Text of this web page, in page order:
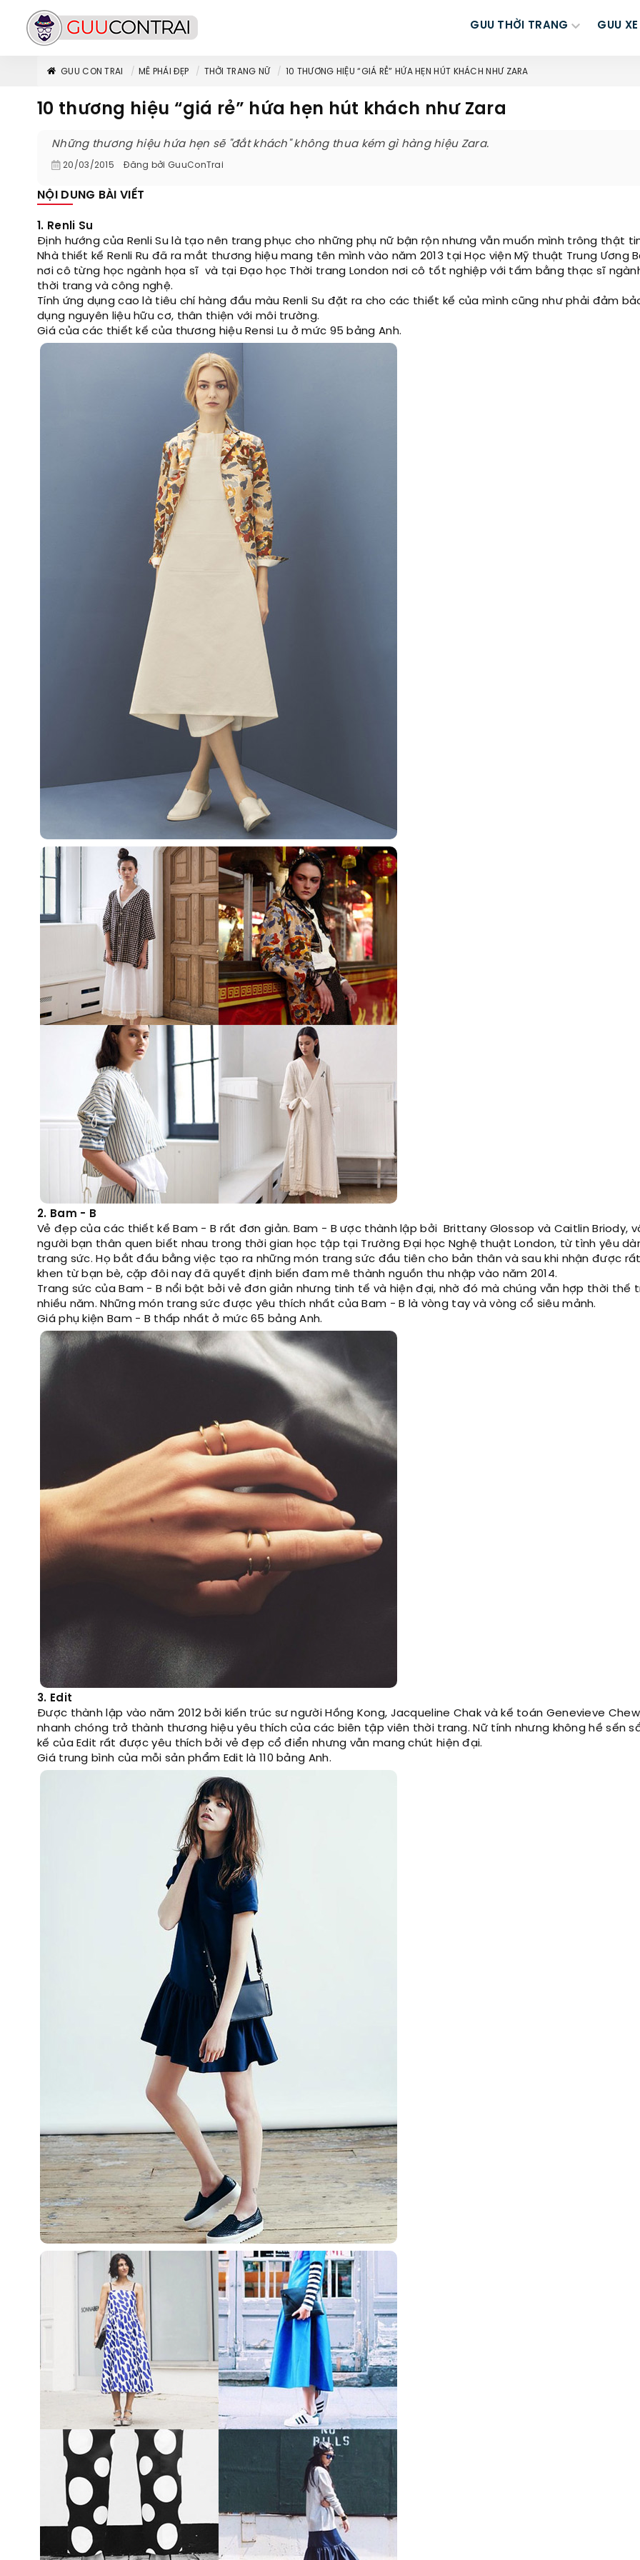
GUU THỜI TRANG GUU XE
GUU CON TRAI MÊ PHÁI ĐẸP THỜI TRANG NỮ 10 THƯƠNG HIỆU “GIÁ RẺ” HỨA HẸN HÚT KHÁCH NHƯ ZARA
10 thương hiệu “giá rẻ” hứa hẹn hút khách như Zara
Những thương hiệu hứa hẹn sẽ "đắt khách" không thua kém gì hàng hiệu Zara.
20/03/2015 Đăng bởi GuuConTrai
NỘI DUNG BÀI VIẾT
1. Renli Su
Định hướng của Renli Su là tạo nên trang phục cho những phụ nữ bận rộn nhưng vẫn muốn mình trông thật
Nhà thiết kế Renli Ru đã ra mắt thương hiệu mang tên mình vào năm 2013 tại Học viện Mỹ thuật Trung Ương
nơi cô từng học ngành họa sĩ và tại Đạo học Thời trang London nơi cô tốt nghiệp với tấm bằng thạc sĩ
thời trang và công nghệ.
Tính ứng dụng cao là tiêu chí hàng đầu màu Renli Su đặt ra cho các thiết kế của mình cũng như phải đảm
dụng nguyên liệu hữu cơ, thân thiện với môi trường.
Giá của các thiết kế của thương hiệu Rensi Lu ở mức 95 bảng Anh.
2. Bam - B
Vẻ đẹp của các thiết kế Bam - B rất đơn giản. Bam - B ược thành lập bởi Brittany Glossop và Caitlin Briody,
người bạn thân quen biết nhau trong thời gian học tập tại Trường Đại học Nghệ thuật London, từ tình yêu
trang sức. Họ bắt đầu bằng việc tạo ra những món trang sức đầu tiên cho bản thân và sau khi nhận được
khen từ bạn bè, cặp đôi nay đã quyết định biến đam mê thành nguồn thu nhập vào năm 2014.
Trang sức của Bam - B nổi bật bởi vẻ đơn giản nhưng tinh tế và hiện đại, nhờ đó mà chúng vẫn hợp thời thế
nhiều năm. Những món trang sức được yêu thích nhất của Bam - B là vòng tay và vòng cổ siêu mảnh.
Giá phụ kiện Bam - B thấp nhất ở mức 65 bảng Anh.
3. Edit
Được thành lập vào năm 2012 bởi kiến trúc sư người Hồng Kong, Jacqueline Chak và kế toán Genevieve
nhanh chóng trở thành thương hiệu yêu thích của các biên tập viên thời trang. Nữ tính nhưng không hề sến
kế của Edit rất được yêu thích bởi vẻ đẹp cổ điển nhưng vẫn mang chút hiện đại.
Giá trung bình của mỗi sản phẩm Edit là 110 bảng Anh.